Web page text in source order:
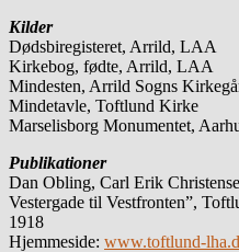
Kilder
Dødsbiregisteret, Arrild, LAA
Kirkebog, fødte, Arrild, LAA
Mindesten, Arrild Sogns
Mindetavle, Toftlund Kirke
Marselisborg Monumentet,
Publikationer
Dan Obling, Carl Erik
Vestergade til Vestfronten”,
1918
Hjemmeside: www.toftlund-